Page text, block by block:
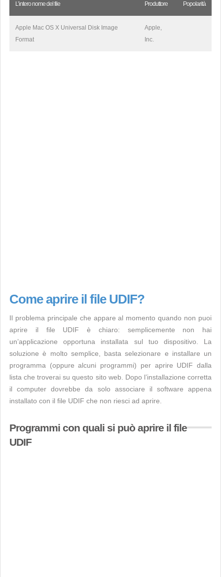
L’intero nome del file Produttore Popolarità
Apple Mac OS X Universal Disk Image
Format
Apple,
Inc.
Come aprire il file UDIF?
Il problema principale che appare al momento quando non puoi
aprire il file UDIF è chiaro: semplicemente non hai
un’applicazione opportuna installata sul tuo dispositivo. La
soluzione è molto semplice, basta selezionare e installare un
programma (oppure alcuni programmi) per aprire UDIF dalla
lista che troverai su questo sito web. Dopo l’installazione corretta
il computer dovrebbe da solo associare il software appena
installato con il file UDIF che non riesci ad aprire.
Programmi con quali si può aprire il file
UDIF